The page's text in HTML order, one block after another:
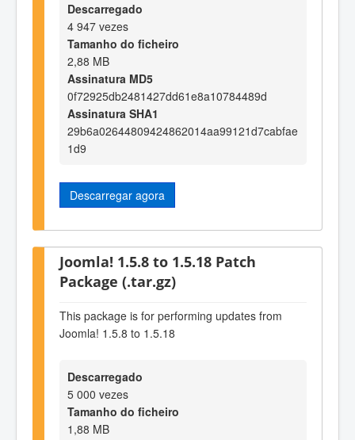
Descarregado
4 947 vezes
Tamanho do ficheiro
2,88 MB
Assinatura MD5
0f72925db2481427dd61e8a10784489d
Assinatura SHA1
29b6a02644809424862014aa99121d7cabfae
1d9
Descarregar agora
Joomla! 1.5.8 to 1.5.18 Patch
Package (.tar.gz)
This package is for performing updates from
Joomla! 1.5.8 to 1.5.18
Descarregado
5 000 vezes
Tamanho do ficheiro
1,88 MB